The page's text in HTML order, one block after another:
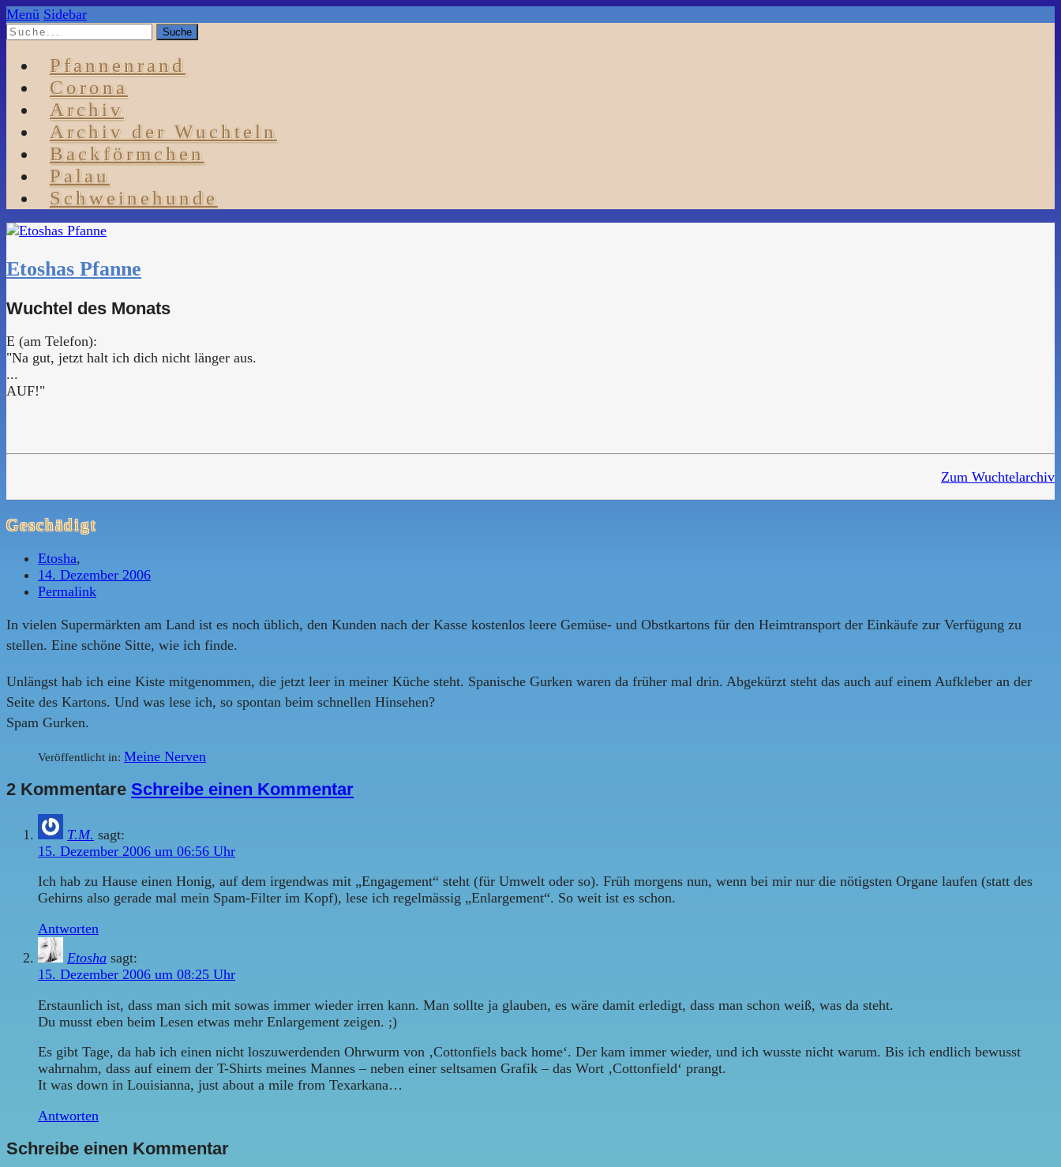
Menü Sidebar
Pfannenrand
Corona
Archiv
Archiv der Wuchteln
Backförmchen
Palau
Schweinehunde
Etoshas Pfanne
Wuchtel des Monats
E (am Telefon):
"Na gut, jetzt halt ich dich nicht länger aus.
...
AUF!"
Zum Wuchtelarchiv
Geschädigt
Etosha,
14. Dezember 2006
Permalink
In vielen Supermärkten am Land ist es noch üblich, den Kunden nach der Kasse kostenlos leere Gemüse- und Obstkartons für den Heimtransport der Einkäufe zur Verfügung zu
stellen. Eine schöne Sitte, wie ich finde.
Unlängst hab ich eine Kiste mitgenommen, die jetzt leer in meiner Küche steht. Spanische Gurken waren da früher mal drin. Abgekürzt steht das auch auf einem Aufkleber an der
Seite des Kartons. Und was lese ich, so spontan beim schnellen Hinsehen?
Spam Gurken.
Veröffentlicht in: Meine Nerven
2 Kommentare Schreibe einen Kommentar
T.M. sagt:
15. Dezember 2006 um 06:56 Uhr
Ich hab zu Hause einen Honig, auf dem irgendwas mit „Engagement“ steht (für Umwelt oder so). Früh morgens nun, wenn bei mir nur die nötigsten Organe laufen (statt des
Gehirns also gerade mal mein Spam-Filter im Kopf), lese ich regelmässig „Enlargement“. So weit ist es schon.
Antworten
Etosha sagt:
15. Dezember 2006 um 08:25 Uhr
Erstaunlich ist, dass man sich mit sowas immer wieder irren kann. Man sollte ja glauben, es wäre damit erledigt, dass man schon weiß, was da steht.
Du musst eben beim Lesen etwas mehr Enlargement zeigen. ;)
Es gibt Tage, da hab ich einen nicht loszuwerdenden Ohrwurm von ‚Cottonfiels back home‘. Der kam immer wieder, und ich wusste nicht warum. Bis ich endlich bewusst
wahrnahm, dass auf einem der T-Shirts meines Mannes – neben einer seltsamen Grafik – das Wort ‚Cottonfield‘ prangt.
It was down in Louisianna, just about a mile from Texarkana…
Antworten
Schreibe einen Kommentar